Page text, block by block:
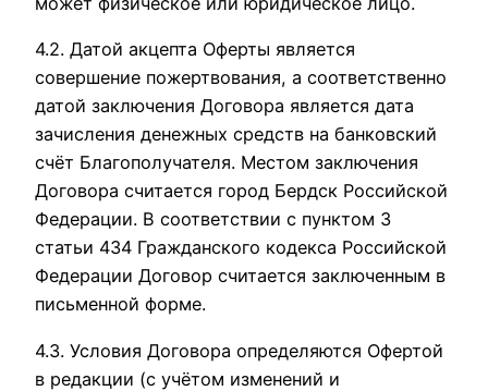
4.2. Датой акцепта Оферты является
совершение пожертвования, а соответственно
датой заключения Договора является дата
зачисления денежных средств на банковский
счёт Благополучателя. Местом заключения
Договора считается город Бердск Российской
Федерации. В соответствии с пунктом 3
статьи 434 Гражданского кодекса Российской
Федерации Договор считается заключенным в
письменной форме.
4.3. Условия Договора определяются Офертой
в редакции (с учётом изменений и